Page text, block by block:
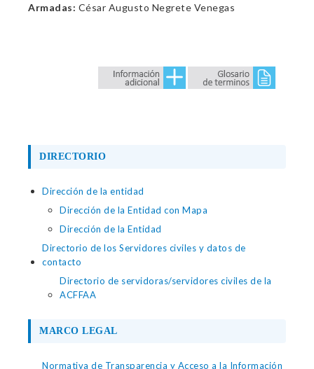
Armadas: César Augusto Negrete Venegas
DIRECTORIO
Dirección de la entidad
Dirección de la Entidad con Mapa
Dirección de la Entidad
Directorio de los Servidores civiles y datos de
contacto
Directorio de servidoras/servidores civiles de la
ACFFAA
MARCO LEGAL
Normativa de Transparencia y Acceso a la Información